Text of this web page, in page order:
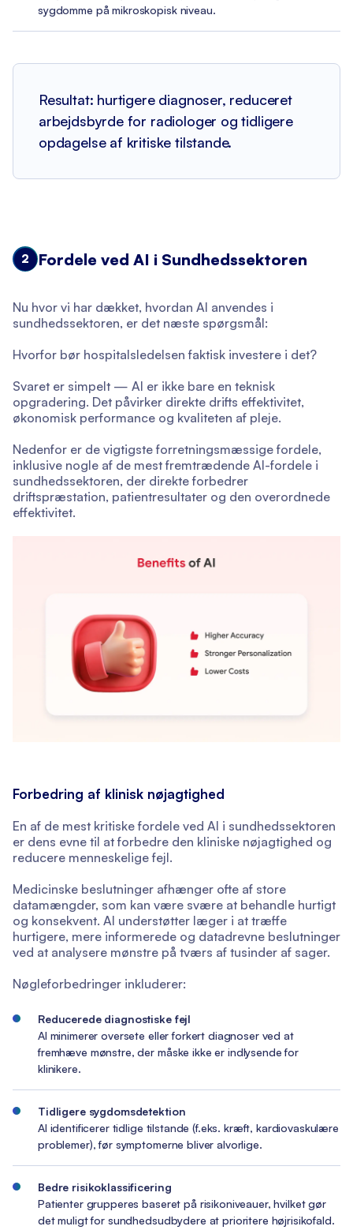
sygdomme på mikroskopisk niveau.
Resultat: hurtigere diagnoser, reduceret
arbejdsbyrde for radiologer og tidligere
opdagelse af kritiske tilstande.
2 Fordele ved AI i Sundhedssektoren
Nu hvor vi har dækket, hvordan AI anvendes i
sundhedssektoren, er det næste spørgsmål:
Hvorfor bør hospitalsledelsen faktisk investere i det?
Svaret er simpelt — AI er ikke bare en teknisk
opgradering. Det påvirker direkte drifts effektivitet,
økonomisk performance og kvaliteten af pleje.
Nedenfor er de vigtigste forretningsmæssige fordele,
inklusive nogle af de mest fremtrædende AI-fordele i
sundhedssektoren, der direkte forbedrer
driftspræstation, patientresultater og den overordnede
effektivitet.
Forbedring af klinisk nøjagtighed
En af de mest kritiske fordele ved AI i sundhedssektoren
er dens evne til at forbedre den kliniske nøjagtighed og
reducere menneskelige fejl.
Medicinske beslutninger afhænger ofte af store
datamængder, som kan være svære at behandle hurtigt
og konsekvent. AI understøtter læger i at træffe
hurtigere, mere informerede og datadrevne beslutninger
ved at analysere mønstre på tværs af tusinder af sager.
Nøgleforbedringer inkluderer:
Reducerede diagnostiske fejl
AI minimerer oversete eller forkert diagnoser ved at
fremhæve mønstre, der måske ikke er indlysende for
klinikere.
Tidligere sygdomsdetektion
AI identificerer tidlige tilstande (f.eks. kræft, kardiovaskulære
problemer), før symptomerne bliver alvorlige.
Bedre risikoklassificering
Patienter grupperes baseret på risikoniveauer, hvilket gør
det muligt for sundhedsudbydere at prioritere højrisikofald.